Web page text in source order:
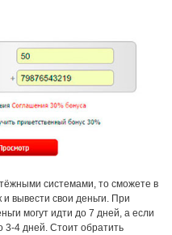
системами, то сможете в
и вывести свои деньги. При
могут идти до 7 дней, а если
3-4 дней. Стоит обратить